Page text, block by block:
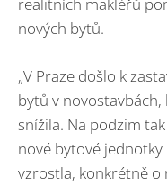
nových bytů.
„V Praze došlo k
bytů v
snížila. Na podzim
nové bytové
vzrostla, konkrétně o